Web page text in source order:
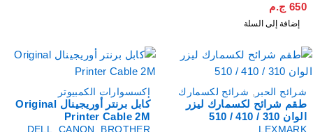
650 ج.م
إضافة إلى السلة
شرائح الحبر, شرائح لكسمارك
طقم شرائح لكسمارك ليزر
الوان 310 / 410 / 510
LEXMARK
إكسسوارات الكمبيوتر
كابل برنتر أوريجينال Original
Printer Cable 2M
BROTHER
,
CANON
,
DELL
,